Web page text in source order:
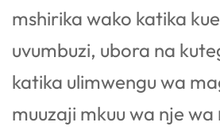
mshirika wako katika
uvumbuzi, ubora na
katika ulimwengu wa
muuzaji mkuu wa nje wa